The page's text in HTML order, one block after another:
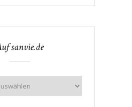
sanvie.de